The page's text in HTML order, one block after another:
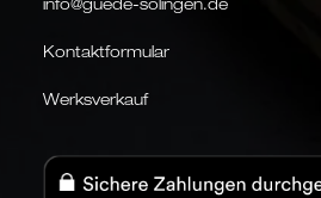
Kontaktformular
Werksverkauf